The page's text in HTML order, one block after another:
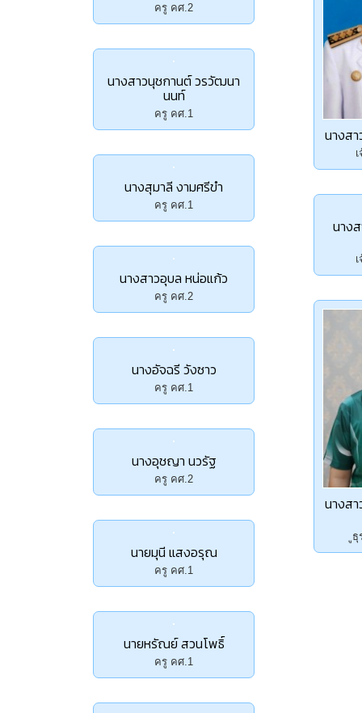
ครู คศ.2
นางสาวนุชกานต์ วรวัฒนา
นนท์
ครู คศ.1
นางสุมาลี งามศรีขำ
ครู คศ.1
นางสาวอุบล หน่อแก้ว
ครู คศ.2
นางอัจฉรี วังซาว
ครู คศ.1
นางอุชญา นวรัฐ
ครู คศ.2
นายมุนี แสงอรุณ
ครู คศ.1
นายหรัณย์ สวนโพธิ์
ครู คศ.1
นางส
นาง
นางส
ธุ